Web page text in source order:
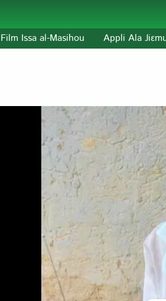
Film Issa al-Masihou Appli Ala